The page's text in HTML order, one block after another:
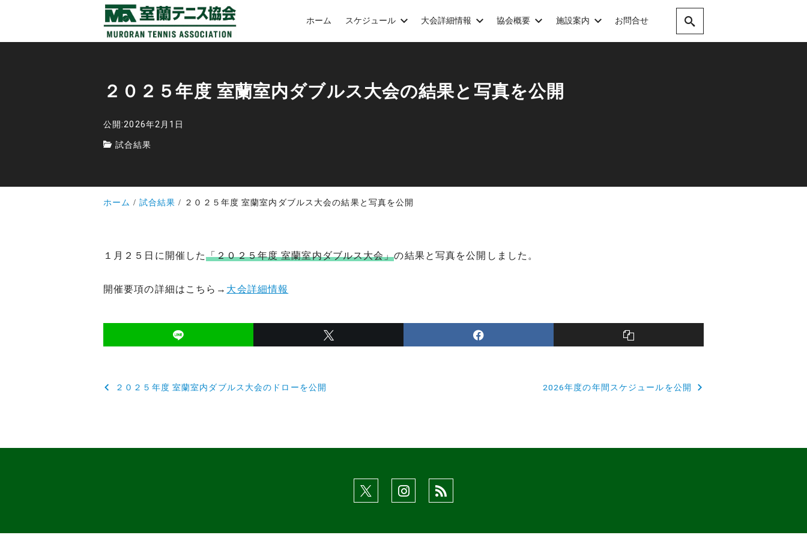
ホーム スケジュール 大会詳細情報 協会概要 施設案内 お問合せ
２０２５年度 室蘭室内ダブルス大会の結果と写真を公開
公開:2026年2月1日
試合結果
ホーム 試合結果 ２０２５年度 室蘭室内ダブルス大会の結果と写真を公開
１月２５日に開催した「２０２５年度 室蘭室内ダブルス大会」の結果と写真を公開しました。
開催要項の詳細はこちら→ 大会詳細情報
投
２０２５年度 室蘭室内ダブルス大会のドローを公開 2026年度の年間スケジュールを公開